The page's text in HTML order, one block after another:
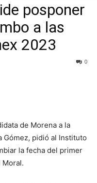
posponer
a las
2023
0
de Morena a la
Gómez, pidió al Instituto
la fecha del primer
Moral.